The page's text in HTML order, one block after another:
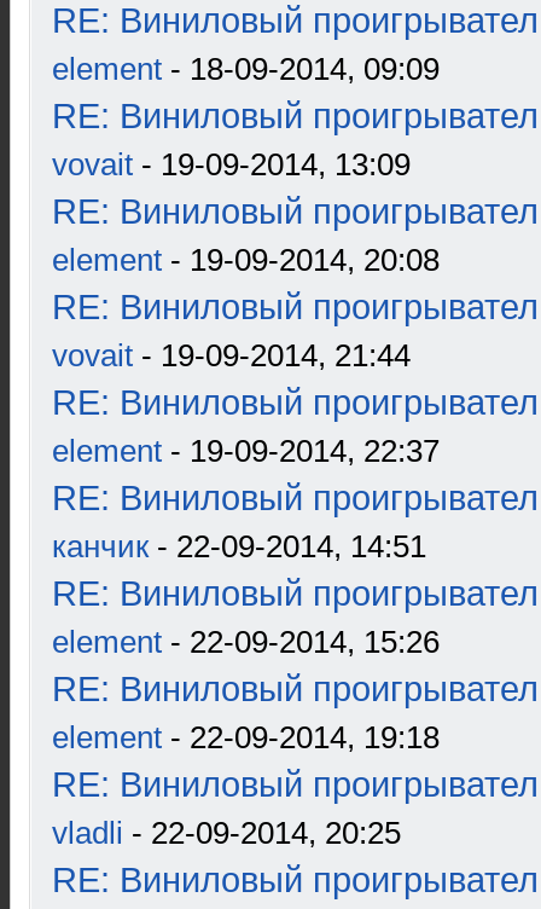
RE: Виниловый
element - 18-09-2014, 09:09
RE: Виниловый
vovait - 19-09-2014, 13:09
RE: Виниловый
element - 19-09-2014, 20:08
RE: Виниловый
vovait - 19-09-2014, 21:44
RE: Виниловый
element - 19-09-2014, 22:37
RE: Виниловый
канчик- 22-09-2014, 14:51
RE: Виниловый
element - 22-09-2014, 15:26
RE: Виниловый
element - 22-09-2014, 19:18
RE: Виниловый
vladli - 22-09-2014, 20:25
RE: Виниловый